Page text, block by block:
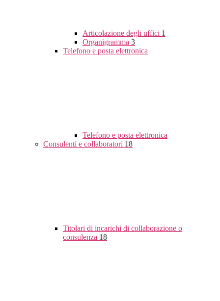
Articolazione degli uffici 1
Organigramma 3
Telefono e posta elettronica
Telefono e posta elettronica
Consulenti e collaboratori 18
Titolari di incarichi di collaborazione o
consulenza 18